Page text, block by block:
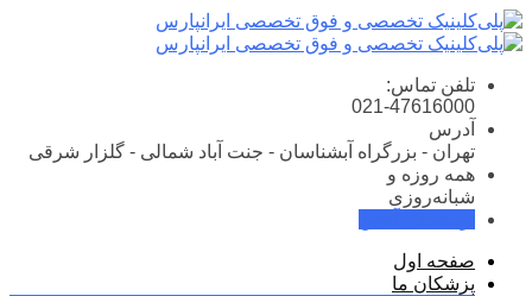
Skip
to
content
تلفن تماس:
021-47616000
آدرس
تهران - بزرگراه آبشناسان - جنت آباد شمالی - گلزار شرقی
همه روزه و
شبانه‌روزی
صفحه اول
پزشکان ما